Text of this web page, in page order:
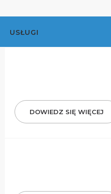
USŁUGI
DOWIEDZ SIĘ WIĘCEJ